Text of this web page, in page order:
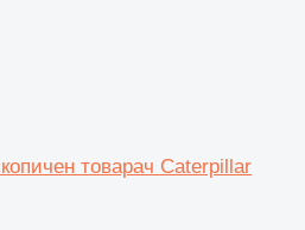
товарач Caterpillar